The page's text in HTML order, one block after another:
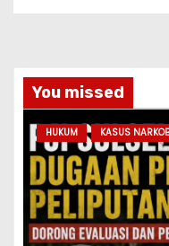
You missed
HUKUM KASUS